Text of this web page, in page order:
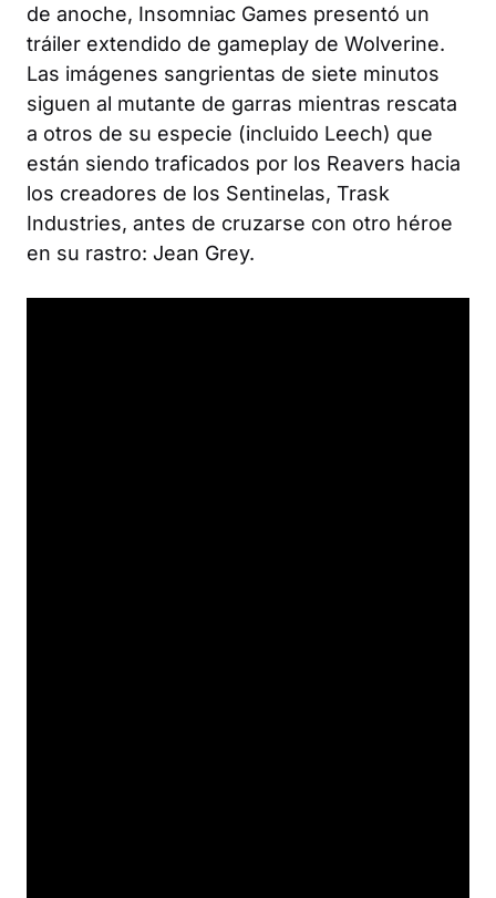
de anoche, Insomniac Games presentó un
tráiler extendido de gameplay de Wolverine.
Las imágenes sangrientas de siete minutos
siguen al mutante de garras mientras rescata
a otros de su especie (incluido Leech) que
están siendo traficados por los Reavers hacia
los creadores de los Sentinelas, Trask
Industries, antes de cruzarse con otro héroe
en su rastro: Jean Grey.